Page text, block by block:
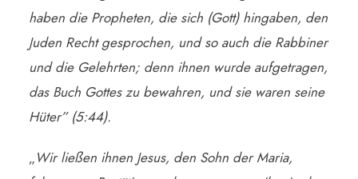
haben die Propheten, die sich (Gott) hingaben, den
Juden Recht gesprochen, und so auch die Rabbiner
und die Gelehrten; denn ihnen wurde aufgetragen,
das Buch Gottes zu bewahren, und sie waren seine
Hüter” (5:44).
„Wir ließen ihnen Jesus, den Sohn der Maria,